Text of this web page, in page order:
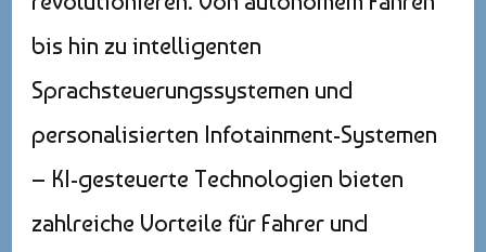
bis hin zu intelligenten
Sprachsteuerungssystemen und
personalisierten Infotainment-Systemen
– KI-gesteuerte Technologien bieten
zahlreiche Vorteile für Fahrer und